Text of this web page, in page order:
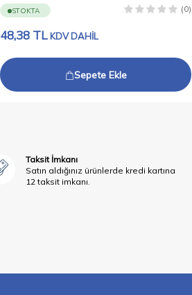
STOKTA (0)
48,38 TL KDV DAHİL
Sepete Ekle
Taksit İmkanı
Satın aldığınız ürünlerde kredi kartına
12 taksit imkanı.